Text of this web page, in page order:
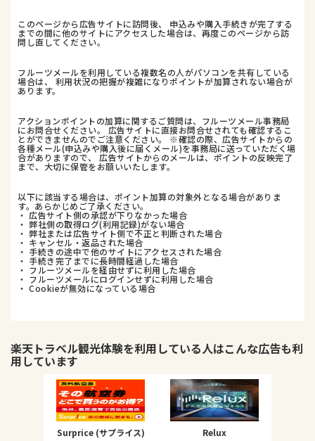
このページから広告サイトに訪問後、 申込みや購入手続きが完了する
までの間に他のサイトにアクセスした場合は、再度このページから訪
問し直してください。
フルーツメールを利用している複数名の人がパソコンを共有している
場合は、 利用状況の把握が複雑になりポイントが加算されない場合が
あります。
アクションポイントの加算に関するご質問は、フルーツメール事務局
にお問合せください。 広告サイトに直接お問合せされても確認するこ
とができませんのでご注意ください。 ※確認の際、広告サイトからの
各種メール(申込みや購入後に届くメール)を事務局に送っていただく場
合がありますので、 広告サイトからのメールは、ポイントの反映完了
まで、大切に保管をお願いいたします。
以下に該当する場合は、ポイント加算の対象外となる場合がありま
す。あらかじめご了承ください。
・ 広告サイト側の承認が下りなかった場合
・ 弊社側の取得ログ(利用記録)がない場合
・ 弊社または広告サイト側で不正と判断された場合
・ キャンセル・返品された場合
・ 手続きの途中で他のサイトにアクセスされた場合
・ 手続き完了までに長時間経過した場合
・ フルーツメールを経由せずに利用した場合
・ フルーツメールにログインせずに利用した場合
・ Cookieが無効になっている場合
楽天トラベル観光体験を利用している人はこんな広告も利
用しています
Surprice (サプライス) Relux